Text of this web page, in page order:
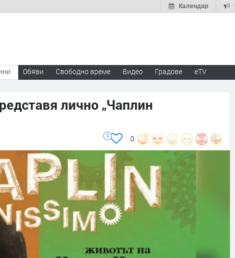
Календар
Обяви Свободно време Видео Градове eTV
лично „Чаплин
0
0